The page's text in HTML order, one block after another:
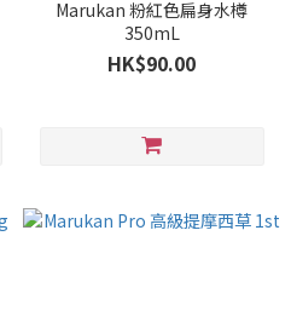
Marukan 粉紅色扁身水樽
350mL
HK$90.00